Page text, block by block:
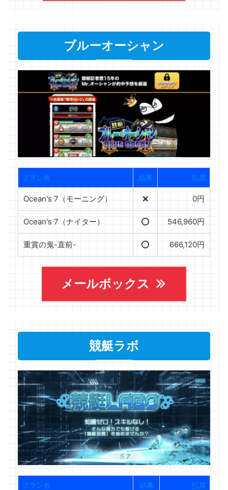
ブルーオーシャン
プラン名 結果 払戻
Ocean's 7（モーニング） ❌ 0円
Ocean's 7（ナイター） ⭕️ 546,960円
重賞の鬼-直前- ⭕️ 666,120円
メールボックス
競艇ラボ
プラン名 結果 払戻